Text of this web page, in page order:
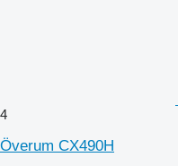
4
Överum CX490H